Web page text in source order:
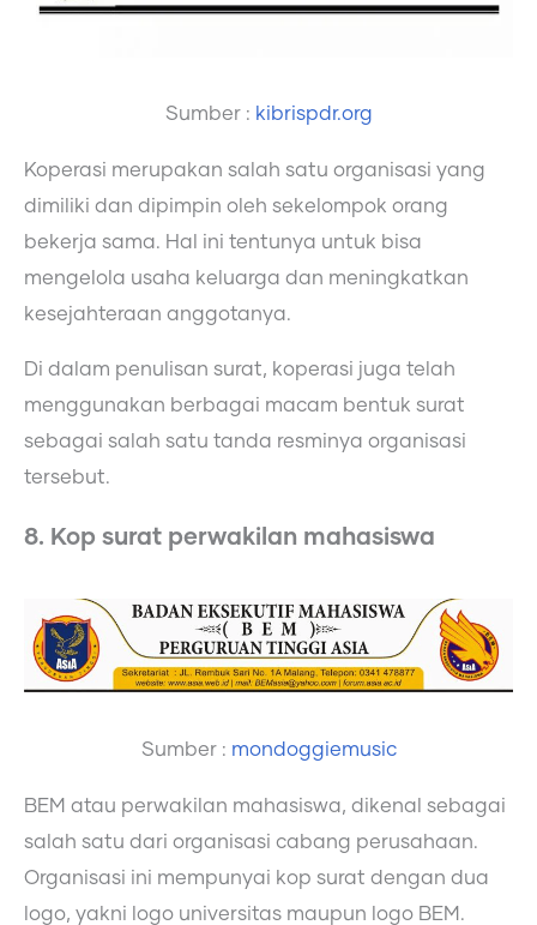
Sumber : kibrispdr.org
Koperasi merupakan salah satu organisasi yang
dimiliki dan dipimpin oleh sekelompok orang
bekerja sama. Hal ini tentunya untuk bisa
mengelola usaha keluarga dan meningkatkan
kesejahteraan anggotanya.
Di dalam penulisan surat, koperasi juga telah
menggunakan berbagai macam bentuk surat
sebagai salah satu tanda resminya organisasi
tersebut.
8. Kop surat perwakilan mahasiswa
Sumber : mondoggiemusic
BEM atau perwakilan mahasiswa, dikenal sebagai
salah satu dari organisasi cabang perusahaan.
Organisasi ini mempunyai kop surat dengan dua
logo, yakni logo universitas maupun logo BEM.